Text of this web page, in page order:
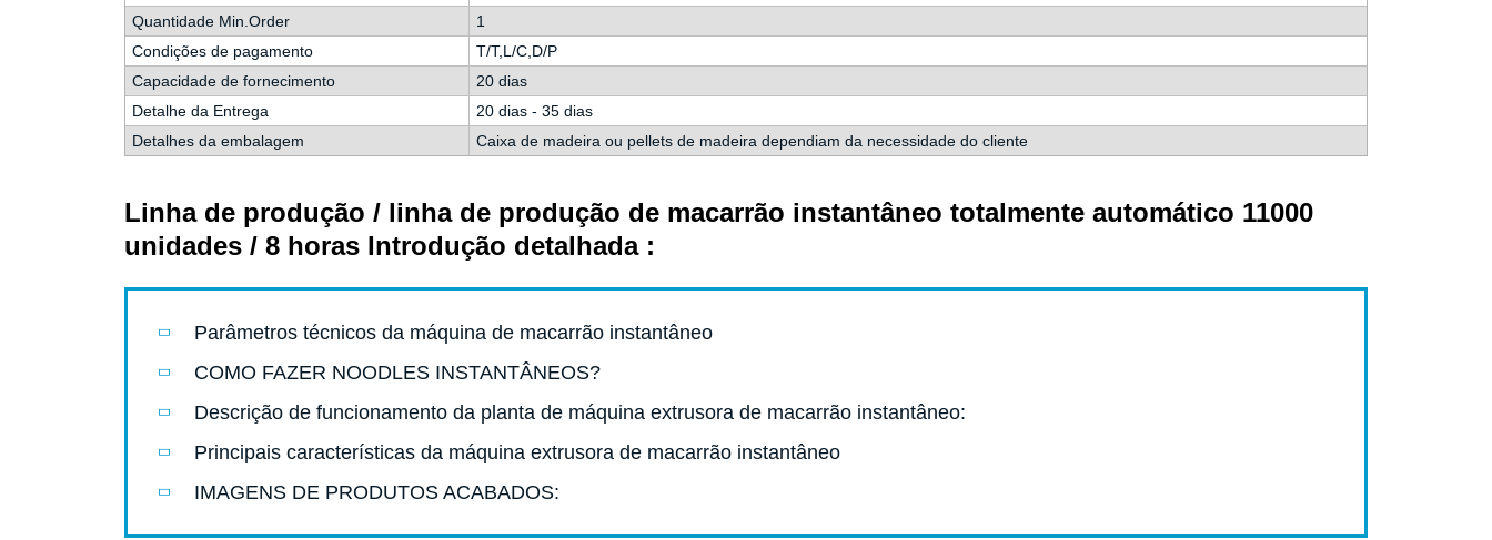
Quantidade Min.Order
1
Condições de pagamento
T/T,L/C,D/P
Capacidade de fornecimento
20 dias
Detalhe da Entrega
20 dias - 35 dias
Detalhes da embalagem
Caixa de madeira ou pellets de madeira dependiam da necessidade do cliente
Linha de produção / linha de produção de macarrão instantâneo totalmente automático 11000
unidades / 8 horas Introdução detalhada :
Parâmetros técnicos da máquina de macarrão instantâneo
COMO FAZER NOODLES INSTANTÂNEOS?
Descrição de funcionamento da planta de máquina extrusora de macarrão instantâneo:
Principais características da máquina extrusora de macarrão instantâneo
IMAGENS DE PRODUTOS ACABADOS: